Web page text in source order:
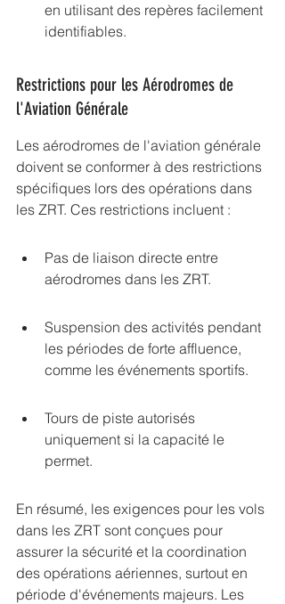
en utilisant des repères facilement
identifiables.
Restrictions pour les Aérodromes de
l'Aviation Générale
Les aérodromes de l'aviation générale
doivent se conformer à des restrictions
spécifiques lors des opérations dans
les ZRT. Ces restrictions incluent :
Pas de liaison directe entre
aérodromes dans les ZRT.
Suspension des activités pendant
les périodes de forte affluence,
comme les événements sportifs.
Tours de piste autorisés
uniquement si la capacité le
permet.
En résumé, les exigences pour les vols
dans les ZRT sont conçues pour
assurer la sécurité et la coordination
des opérations aériennes, surtout en
période d'événements majeurs. Les